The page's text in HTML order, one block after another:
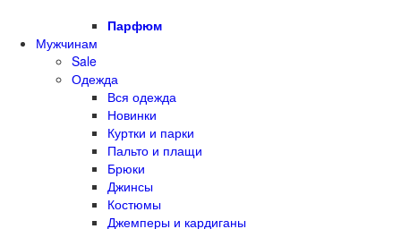
Парфюм
Мужчинам
Sale
Одежда
Вся одежда
Новинки
Куртки и парки
Пальто и плащи
Брюки
Джинсы
Костюмы
Джемперы и кардиганы